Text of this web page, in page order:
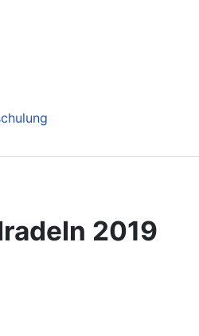
2019